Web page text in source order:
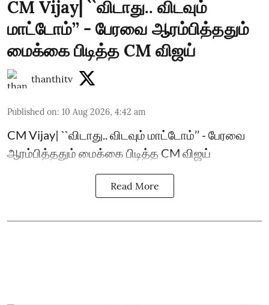
CM Vijay| ``விடாது.. விடவும்
மாட்டோம்’’ - பேரவை ஆரம்பித்ததும்
மைக்கை பிடித்த CM விஜய்
thanthitv
Published on: 10 Aug 2026, 4:42 am
CM Vijay| ``விடாது.. விடவும் மாட்டோம்’’ - பேரவை
ஆரம்பித்ததும் மைக்கை பிடித்த CM விஜய்
Read More